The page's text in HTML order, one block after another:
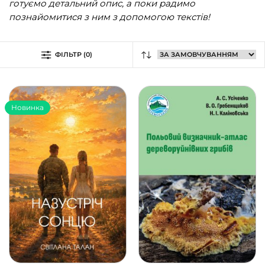
готуємо детальний опис, а поки радимо
познайомитися з ним з допомогою текстів!
ФІЛЬТР (0)
Подарункові сертифікати(1)
ВИДАВНИЦТВА
Biblio.Center(3)
BookChef(165)
OLEAN(2)
Readberry(13)
Steppe Lighthouse(2)
Алатон(25)
АССА(60)
Видавництво «Крок»(49)
Новинка